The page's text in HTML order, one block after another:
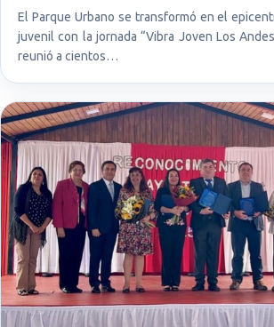
El Parque Urbano se transformó en el
juvenil con la jornada “Vibra Joven Los
reunió a cientos…